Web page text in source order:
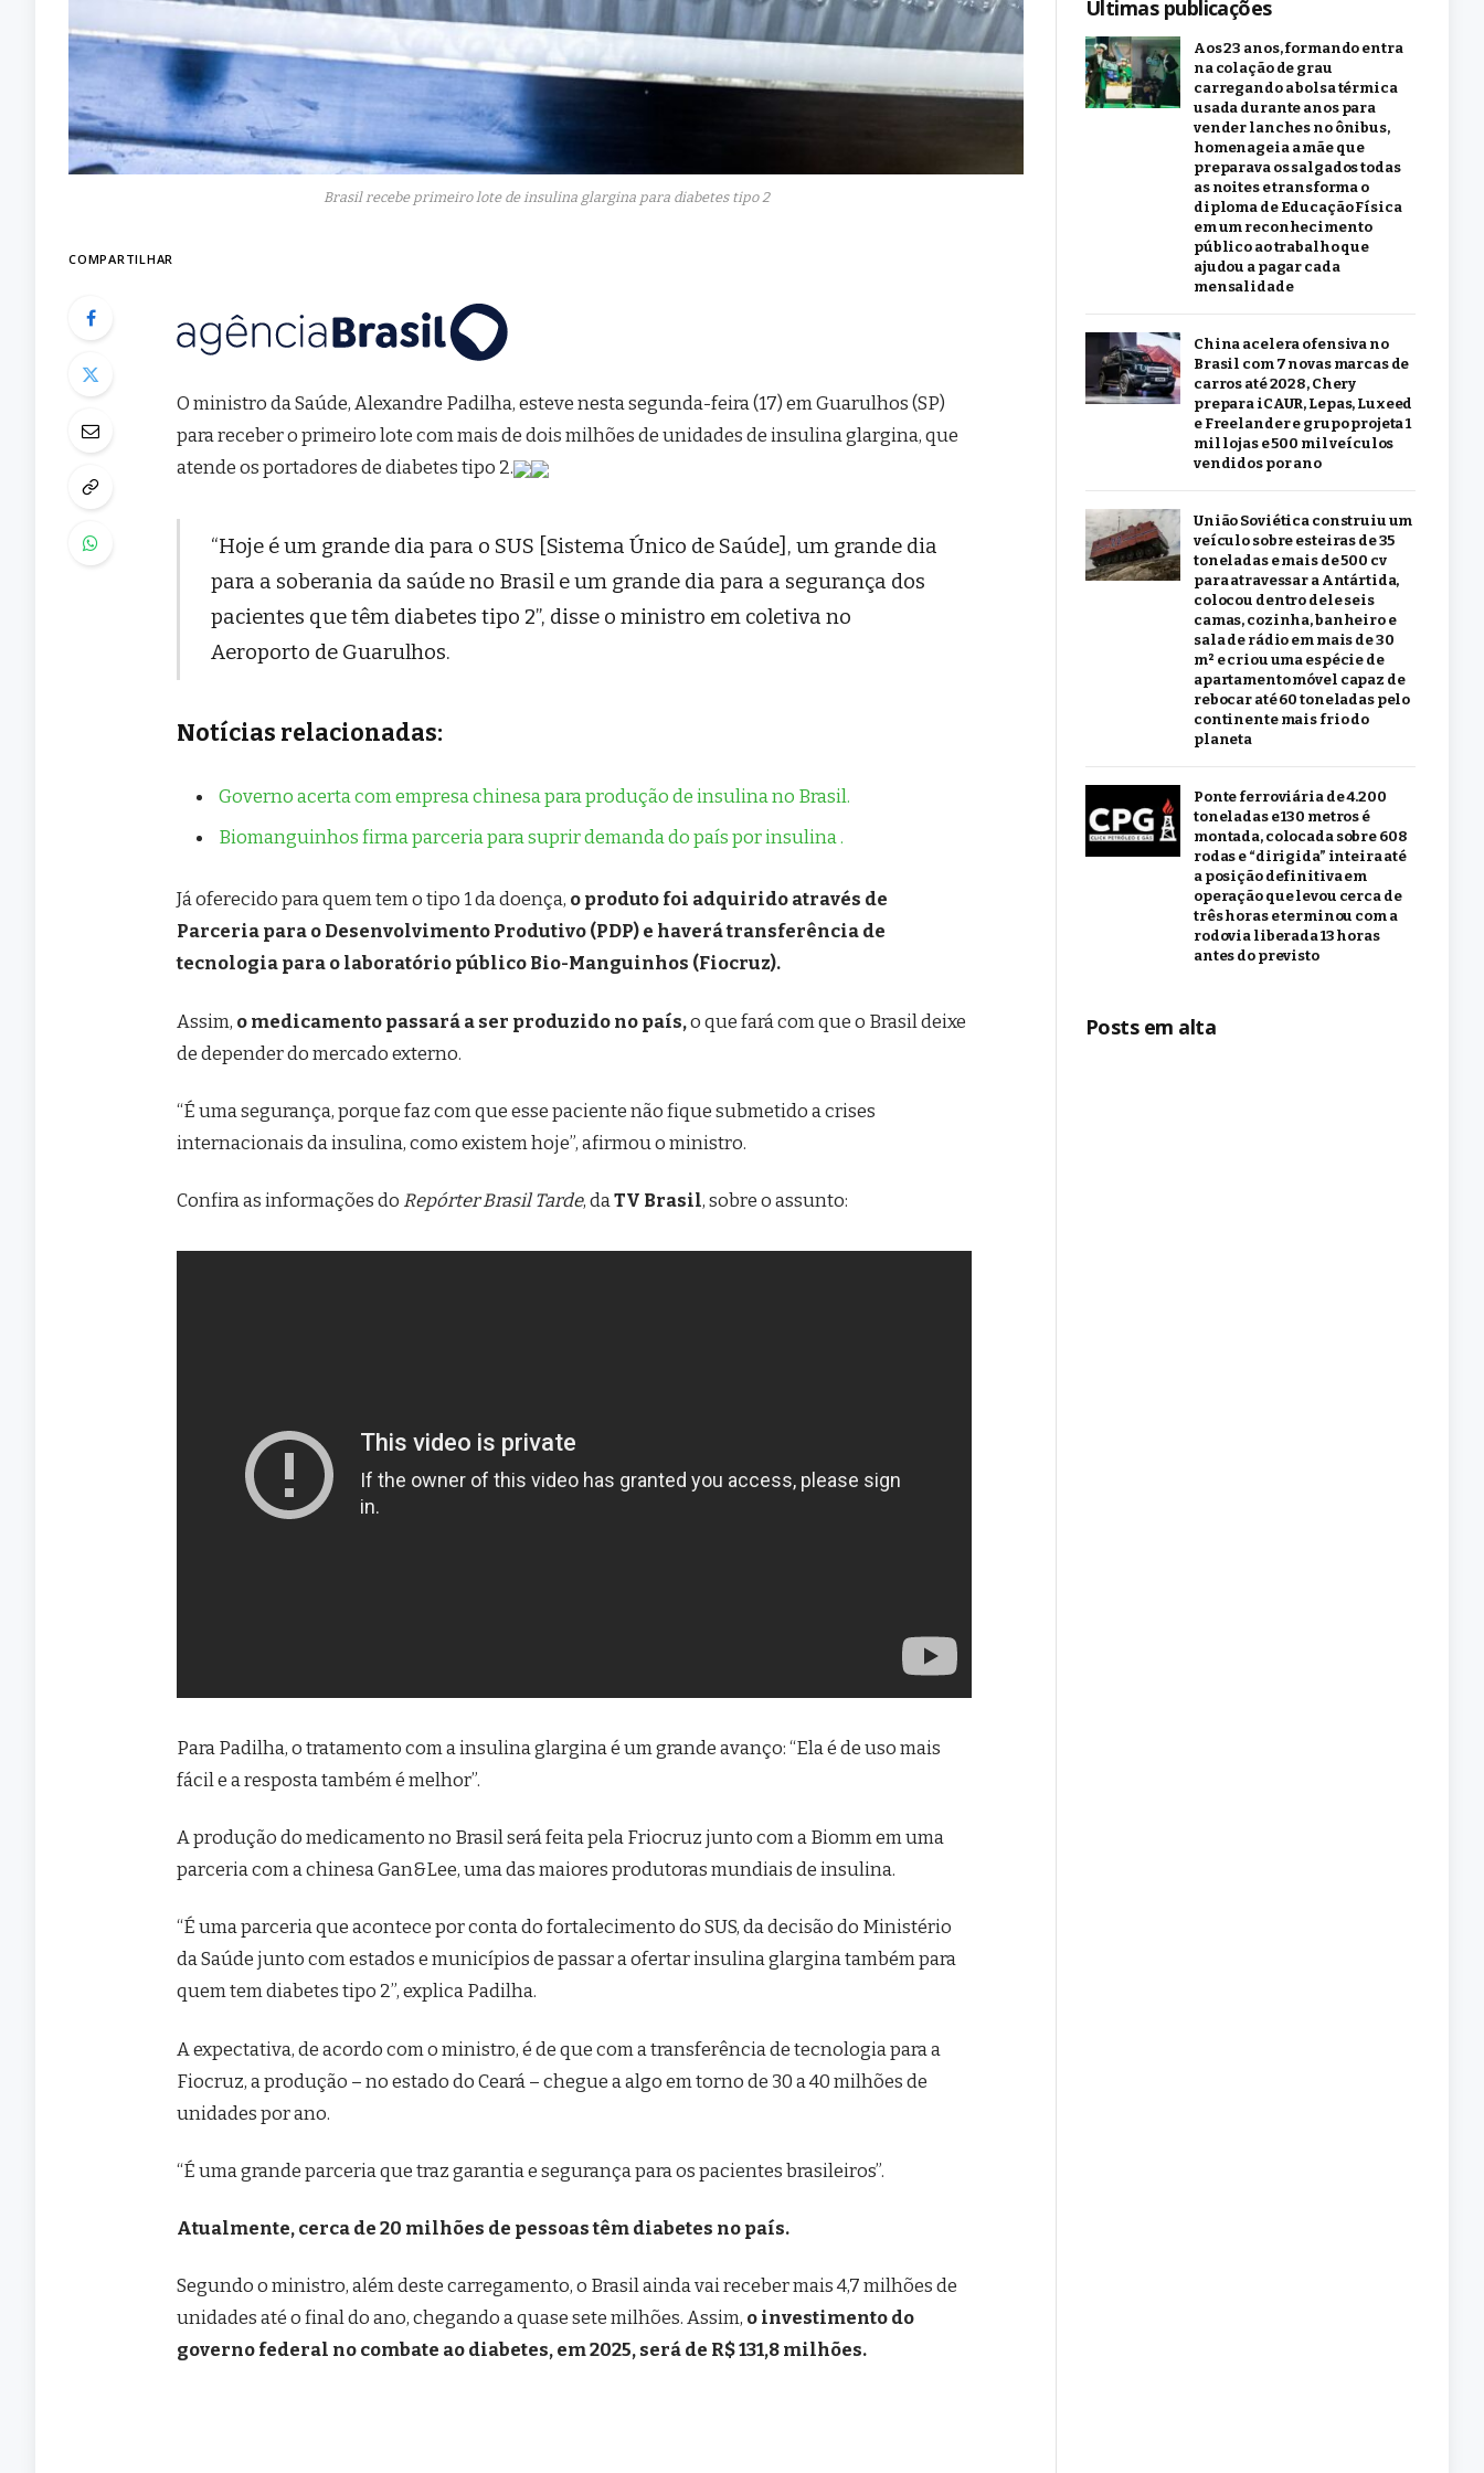
Brasil recebe primeiro lote de insulina glargina para diabetes tipo 2
COMPARTILHAR
O ministro da Saúde, Alexandre Padilha, esteve nesta segunda-feira (17) em Guarulhos (SP)
para receber o primeiro lote com mais de dois milhões de unidades de insulina glargina, que
atende os portadores de diabetes tipo 2.
“Hoje é um grande dia para o SUS [Sistema Único de Saúde], um grande dia
para a soberania da saúde no Brasil e um grande dia para a segurança dos
pacientes que têm diabetes tipo 2”, disse o ministro em coletiva no
Aeroporto de Guarulhos.
Notícias relacionadas:
Governo acerta com empresa chinesa para produção de insulina no Brasil.
Biomanguinhos firma parceria para suprir demanda do país por insulina .
Já oferecido para quem tem o tipo 1 da doença, o produto foi adquirido através de
Parceria para o Desenvolvimento Produtivo (PDP) e haverá transferência de
tecnologia para o laboratório público Bio-Manguinhos (Fiocruz).
Assim, o medicamento passará a ser produzido no país,o que fará com que o Brasil deixe
de depender do mercado externo.
“É uma segurança, porque faz com que esse paciente não fique submetido a crises
internacionais da insulina, como existem hoje”, afirmou o ministro.
Confira as informações do Repórter Brasil Tarde, daTV Brasil, sobre o assunto:
Para Padilha, o tratamento com a insulina glargina é um grande avanço: “Ela é de uso mais
fácil e a resposta também é melhor”.
A produção do medicamento no Brasil será feita pela Friocruz junto com a Biomm em uma
parceria com a chinesa Gan&Lee, uma das maiores produtoras mundiais de insulina.
“É uma parceria que acontece por conta do fortalecimento do SUS, da decisão do Ministério
da Saúde junto com estados e municípios de passar a ofertar insulina glargina também para
quem tem diabetes tipo 2”, explica Padilha.
A expectativa, de acordo com o ministro, é de que com a transferência de tecnologia para a
Fiocruz, a produção – no estado do Ceará – chegue a algo em torno de 30 a 40 milhões de
unidades por ano.
“É uma grande parceria que traz garantia e segurança para os pacientes brasileiros”.
Atualmente, cerca de 20 milhões de pessoas têm diabetes no país.
Segundo o ministro, além deste carregamento, o Brasil ainda vai receber mais 4,7 milhões de
unidades até o final do ano, chegando a quase sete milhões. Assim, o investimento do
governo federal no combate ao diabetes, em 2025, será de R$ 131,8 milhões.
Últimas publicações
Aos 23 anos, formando entra
na colação de grau
carregando a bolsa térmica
usada durante anos para
vender lanches no ônibus,
homenageia a mãe que
preparava os salgados todas
as noites e transforma o
diploma de Educação Física
em um reconhecimento
público ao trabalho que
ajudou a pagar cada
mensalidade
China acelera ofensiva no
Brasil com 7 novas marcas de
carros até 2028, Chery
prepara iCAUR, Lepas, Luxeed
e Freelander e grupo projeta 1
mil lojas e 500 mil veículos
vendidos por ano
União Soviética construiu um
veículo sobre esteiras de 35
toneladas e mais de 500 cv
para atravessar a Antártida,
colocou dentro dele seis
camas, cozinha, banheiro e
sala de rádio em mais de 30
m² e criou uma espécie de
apartamento móvel capaz de
rebocar até 60 toneladas pelo
continente mais frio do
planeta
Ponte ferroviária de 4.200
toneladas e 130 metros é
montada, colocada sobre 608
rodas e “dirigida” inteira até
a posição definitiva em
operação que levou cerca de
três horas e terminou com a
rodovia liberada 13 horas
antes do previsto
Posts em alta